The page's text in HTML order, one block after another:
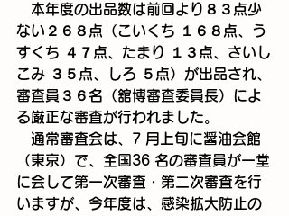
本年度の出品数は前回より８３点少
ない２６８点（こいくち １６８点、う
すくち ４７点、たまり １３点、さいし
こみ ３５点、しろ ５点）が出品され、
審査員３６名（舘博審査委員長）によ
る厳正な審査が行われました。
通常審査会は、7 月上旬に醤油会館
（東京）で、全国36 名の審査員が一堂
に会して第一次審査・第二次審査を行
いますが、今年度は、感染拡大防止の